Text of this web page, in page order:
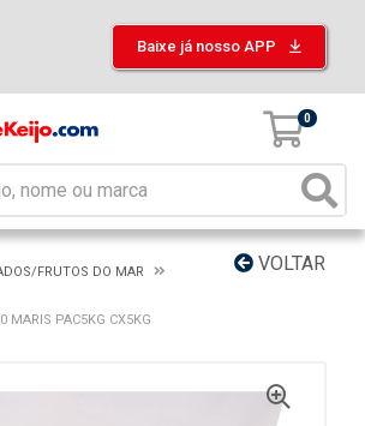
Baixe já nosso APP
0
VOLTAR
FRUTOS DO MAR
MARIS PAC5KG CX5KG